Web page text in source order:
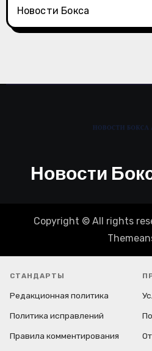
Новости Бокса
Новости
Copyright © All rights
СТАНДАРТЫ
Редакционная политика
Политика исправлений
Правила комментирования